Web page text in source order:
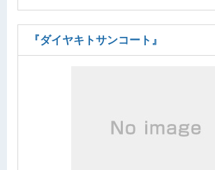
『ダイヤキトサンコート』